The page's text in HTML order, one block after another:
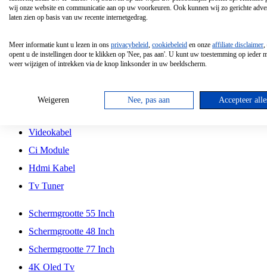
Tcl
Hd Led Tv
Antennekabel
Videokabel
Ci Module
Hdmi Kabel
Tv Tuner
Schermgrootte 55 Inch
Schermgrootte 48 Inch
Schermgrootte 77 Inch
4K Oled Tv
wij onze website en communicatie aan op uw voorkeuren. Ook kunnen wij zo gerichte
laten zien op basis van uw recente internetgedrag.
Meer informatie kunt u lezen in ons privacybeleid, cookiebeleid en onze affiliate disclaimer,
opent u de instellingen door te klikken op 'Nee, pas aan'. U kunt uw toestemming op ieder
weer wijzigen of intrekken via de knop linksonder in uw beeldscherm.
Weigeren Nee, pas aan Accepteer